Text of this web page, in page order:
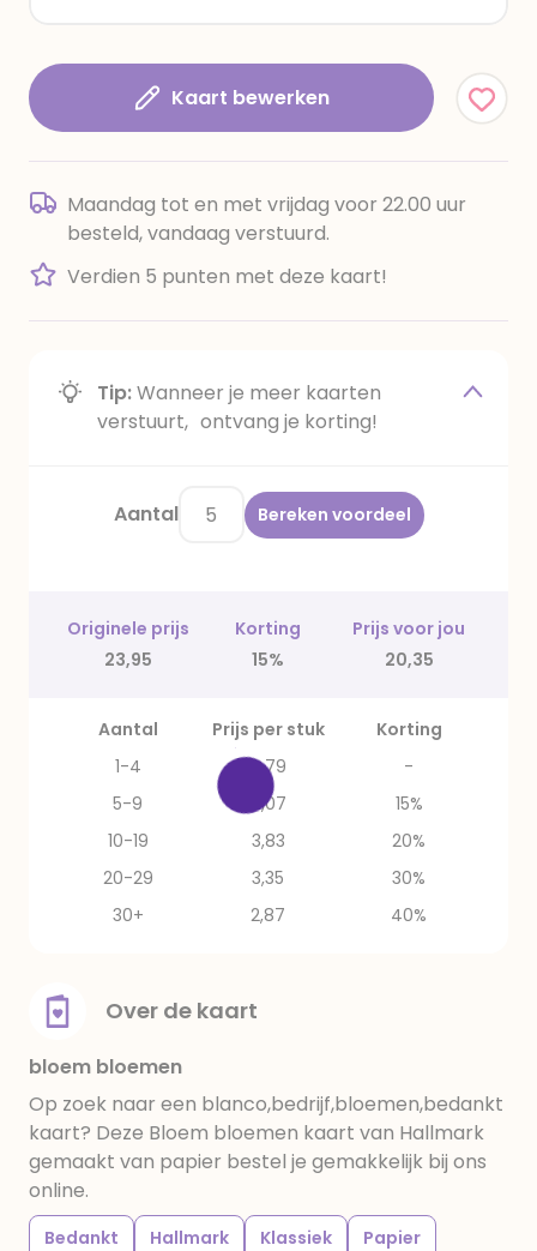
Kaart bewerken
Maandag tot en met vrijdag voor 22.00 uur
besteld, vandaag verstuurd.
Verdien 5 punten met deze kaart!
Tip:Wanneer je meer kaarten
verstuurt, ontvang je korting!
Aantal Bereken voordeel
Originele prijs Korting
Prijs voor jou
23,95
15% 20,35
Aantal Prijs per stuk
Korting
1-4
4,79
-
5-9
4,07
15%
10-19
3,83
20%
20-29
3,35
30%
30+
2,87 40%
Over de kaart
bloem bloemen
Op zoek naar een blanco,bedrijf,bloemen,bedankt
kaart? Deze Bloem bloemen kaart van Hallmark
gemaakt van papier bestel je gemakkelijk bij ons
online.
Bedankt Hallmark Klassiek
Papier